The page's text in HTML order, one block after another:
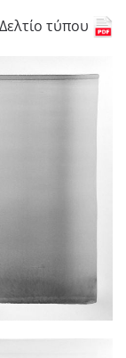
Δελτίο τύπου